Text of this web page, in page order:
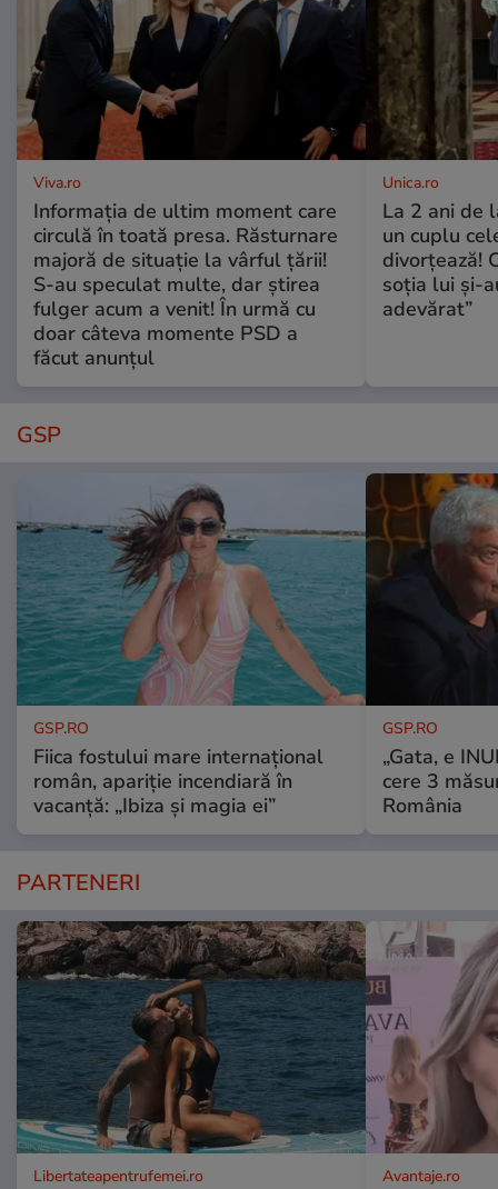
Viva.ro
Informația de ultim moment care
circulă în toată presa. Răsturnare
majoră de situație la vârful țării!
S-au speculat multe, dar știrea
fulger acum a venit! În urmă cu
doar câteva momente PSD a
făcut anunțul
Unica.ro
La 2 ani de
un cuplu
divorțează!
soția lui și-
adevărat”
GSP
GSP.RO
Fiica fostului mare internațional
român, apariție incendiară în
vacanță: „Ibiza și magia ei”
GSP.RO
„Gata, e
cere 3
România
PARTENERI
Libertateapentrufemei.ro Avantaje.ro